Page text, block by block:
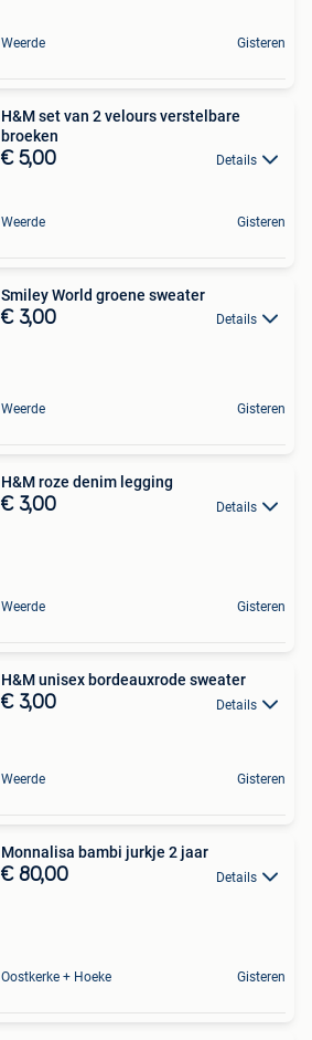
Weerde Gisteren
H&M set van 2 velours verstelbare
broeken
€ 5,00 Details
Weerde Gisteren
Smiley World groene sweater
€ 3,00 Details
Weerde Gisteren
H&M roze denim legging
€ 3,00 Details
Weerde Gisteren
H&M unisex bordeauxrode sweater
€ 3,00 Details
Weerde Gisteren
Monnalisa bambi jurkje 2 jaar
€ 80,00 Details
Oostkerke + Hoeke Gisteren